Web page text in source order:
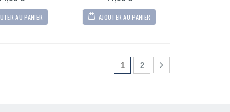
AU PANIER AJOUTER AU PANIER
1 2
of
5
36,90€